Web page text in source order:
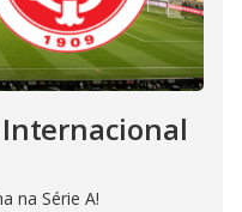
Internacional
na Série A!